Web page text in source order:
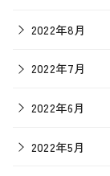
2022年8月
2022年7月
2022年6月
2022年5月